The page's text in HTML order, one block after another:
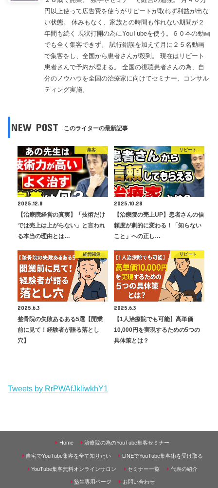
円以上使って広告費を使うがリピートが取れず利益が出な
い状態。 休みもなく、家族との時間も作れない期間が２
年間も続く 現状打開の為にYouTubeを使う。６０本の動画
でも全く集客できず。 試行錯誤を加えて月に２５名動画
で集客をし、全国から患者さんが殺到。 現在はリピート
患者さんで予約が埋まる。 全国の視聴患者さんの為、自
分のノウハウを全国の治療家に向けてセミナー、コンサル
ティング実施。
NEW POST このライターの最新記事
集客
2025.12.8
【治療院経営の真実】「技術だけ
では売上は上がらない」と言われ
る本当の理由とは…
リピート
2025.10.28
【治療院の売上UP】患者さんの信
頼度が劇的に変わる！「知らない
こと」への正し…
経営関係
2025.6.3
整骨院の失敗あるある5選【開業
前に見て！経験者が語る落とし
穴】
リピート
2025.6.3
【1人治療院でも可能】高単価
10,000円を実現するための5つの
具体策とは？
Tweets by RrPWAfJkliwkhY1
Home 治療院の為のYouTube集客セミナー
自宅でYouTube集客を全て知りたい LINEでYouTube集客術を受け取る
YouTube集客無料オンラインサロン セミナー一覧 代表の紹介
塾生専用ページ お問い合わせ